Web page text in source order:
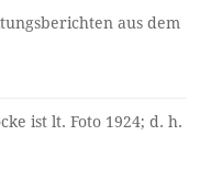
aus dem
ist lt. Foto 1924; d. h.